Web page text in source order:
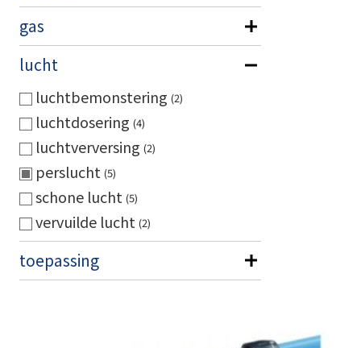
gas
lucht
luchtbemonstering 2
luchtdosering 4
luchtverversing 2
perslucht 5
schone lucht 5
vervuilde lucht 2
toepassing